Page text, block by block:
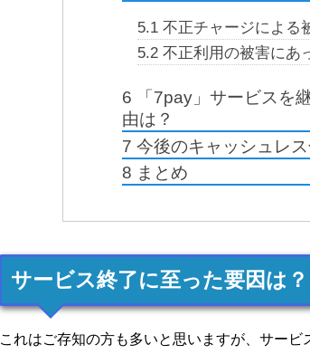
5.1 不正チャージによる
5.2 不正利用の被害にあ
6 「7pay」サービスを
由は？
7 今後のキャッシュレ
8 まとめ
サービス終了に至った要因は？
これはご存知の方も多いと思いますが、サービ